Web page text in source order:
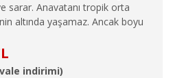
sarar. Anavatanı tropik orta
altında yaşamaz. Ancak boyu
indirimi)